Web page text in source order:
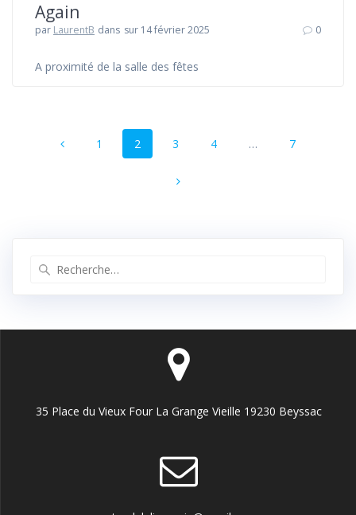
Again
par LaurentB dans sur 14 février 2025 0
A proximité de la salle des fêtes
Navigation
articles
Page
1 Page
2 Page
3 Page
4 … Page
7
35 Place du Vieux Four La Grange Vieille 19230 Beyssac